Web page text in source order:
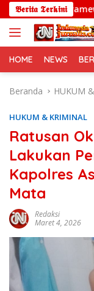
Langsung
ke
konten
𝕭𝖊𝖗𝖎𝖙𝖆 𝕿𝖊𝖗𝖐𝖎𝖓𝖎
(AGP)
HOME NEWS
Beranda HUKUM
HUKUM & KRIMINAL
Ratusan
Lakukan
Kapolres
Mata
Redaksi
Maret 4, 2026